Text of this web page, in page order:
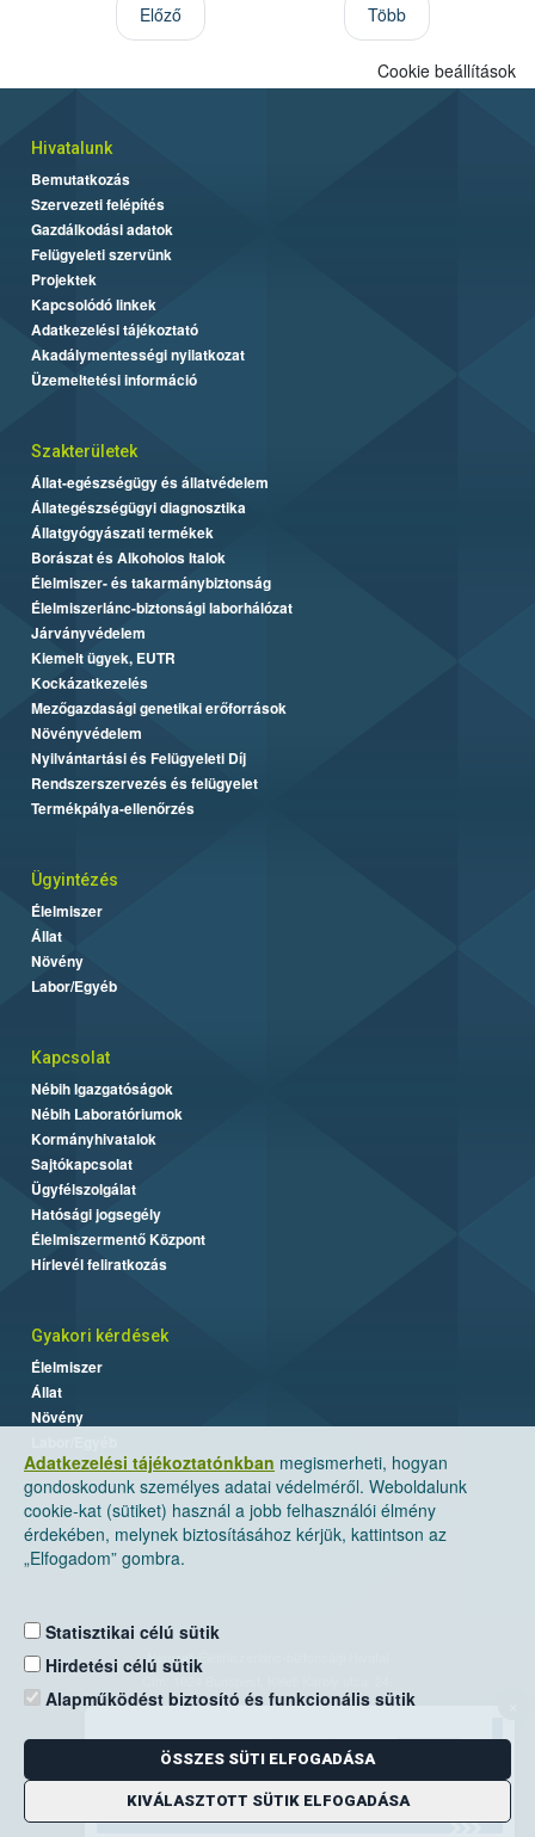
Előző Több
Adatkezelési tájékoztatónkban megismerheti, hogyan
gondoskodunk személyes adatai védelméről. Weboldalunk
cookie-kat (sütiket) használ a jobb felhasználói élmény
érdekében, melynek biztosításához kérjük, kattintson az
„Elfogadom” gombra.
Statisztikai célú sütik
Hirdetési célú sütik
Alapműködést biztosító és funkcionális sütik
ÖSSZES SÜTI ELFOGADÁSA
KIVÁLASZTOTT SÜTIK ELFOGADÁSA
Cookie beállítások
Hivatalunk
Bemutatkozás
Szervezeti felépítés
Gazdálkodási adatok
Felügyeleti szervünk
Projektek
Kapcsolódó linkek
Adatkezelési tájékoztató
Akadálymentességi nyilatkozat
Üzemeltetési információ
Szakterületek
Állat-egészségügy és állatvédelem
Állategészségügyi diagnosztika
Állatgyógyászati termékek
Borászat és Alkoholos Italok
Élelmiszer- és takarmánybiztonság
Élelmiszerlánc-biztonsági laborhálózat
Járványvédelem
Kiemelt ügyek, EUTR
Kockázatkezelés
Mezőgazdasági genetikai erőforrások
Növényvédelem
Nyilvántartási és Felügyeleti Díj
Rendszerszervezés és felügyelet
Termékpálya-ellenőrzés
Ügyintézés
Élelmiszer
Állat
Növény
Labor/Egyéb
Kapcsolat
Nébih Igazgatóságok
Nébih Laboratóriumok
Kormányhivatalok
Sajtókapcsolat
Ügyfélszolgálat
Hatósági jogsegély
Élelmiszermentő Központ
Hírlevél feliratkozás
Gyakori kérdések
Élelmiszer
Állat
Növény
Nemzeti Élelmiszerlánc-biztonsági Hivatal
Levelezési cím: 1525 Budapest. Pf. 30.
E-mail:ugyfelszolgalat@nebih.gov.hu
Zöld szám: 06-80/263-244
Telefon: 06-1/ 336-9000